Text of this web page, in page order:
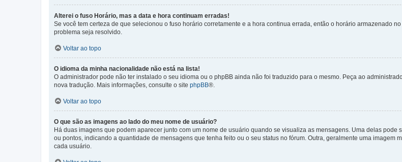
Alterei o fuso Horário, mas a data e hora continuam erradas!
Se você tem certeza de que selecionou o fuso horário corretamente e a hora continua errada, então o horário armazenado
problema seja resolvido.
Voltar ao topo
O idioma da minha nacionalidade não está na lista!
O administrador pode não ter instalado o seu idioma ou o phpBB ainda não foi traduzido para o mesmo. Peça ao
nova tradução. Mais informações, consulte o site phpBB®.
Voltar ao topo
O que são as imagens ao lado do meu nome de usuário?
Há duas imagens que podem aparecer junto com um nome de usuário quando se visualiza as mensagens. Uma delas
ou pontos, indicando a quantidade de mensagens que tenha feito ou o seu status no fórum. Outra, geralmente uma imagem
cada usuário.